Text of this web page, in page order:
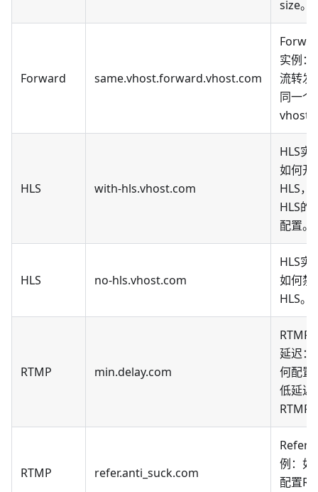
size。
Forward same.vhost.forward.vhost.com
实例：
流转发
同一个
vhost
HLS with-hls.vhost.com
HLS实
如何开
HLS，
HLS的
配置。
HLS no-hls.vhost.com
HLS实
如何禁
HLS。
RTMP min.delay.com
RTMP
延迟：
何配置
低延迟
RTMP
RTMP refer.anti_suck.com
Refer
例：如
配置